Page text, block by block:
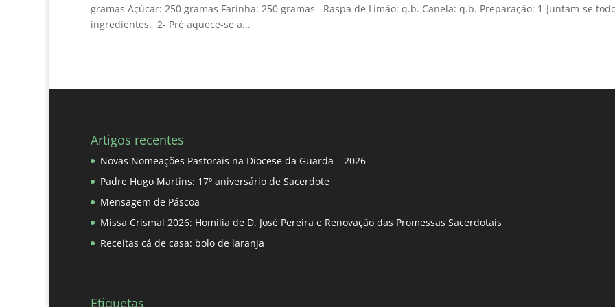
gramas Açúcar: 250 gramas Farinha: 250 gramas Raspa de Limão: q.b. Canela: q.b. Preparação: 1-Juntam-se
ingredientes. 2- Pré aquece-se a...
Artigos recentes
Novas Nomeações Pastorais na Diocese da Guarda – 2026
Padre Hugo Martins: 17º aniversário de Sacerdote
Mensagem de Páscoa
Missa Crismal 2026: Homilia de D. José Pereira e Renovação das Promessas Sacerdotais
Receitas cá de casa: bolo de laranja
Etiquetas